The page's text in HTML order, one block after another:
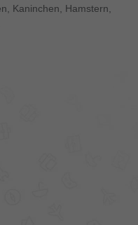
Kaninchen, Hamstern,